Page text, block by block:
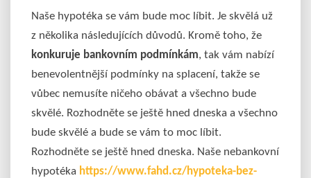
Naše hypotéka se vám bude moc líbit. Je skvělá už
z několika následujících důvodů. Kromě toho, že
konkuruje bankovním podmínkám, tak vám nabízí
benevolentnější podmínky na splacení, takže se
vůbec nemusíte ničeho obávat a všechno bude
skvělé. Rozhodněte se ještě hned dneska a všechno
bude skvělé a bude se vám to moc líbit.
Rozhodněte se ještě hned dneska. Naše nebankovní
hypotéka https://www.fahd.cz/hypoteka-bez-